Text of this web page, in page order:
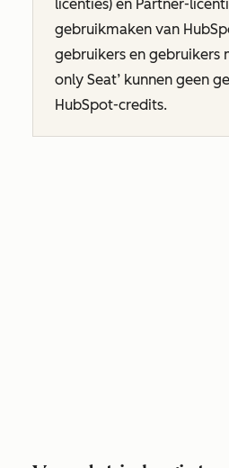
licenties) en Partner-
gebruikmaken van
gebruikers en gebruikers
only Seat’ kunnen geen
HubSpot-credits.